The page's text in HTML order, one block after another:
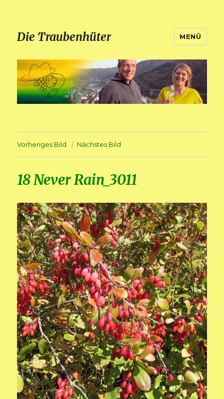
Die Traubenhüter MENÜ
Vorheriges Bild Nächstes Bild
18 Never Rain_3011